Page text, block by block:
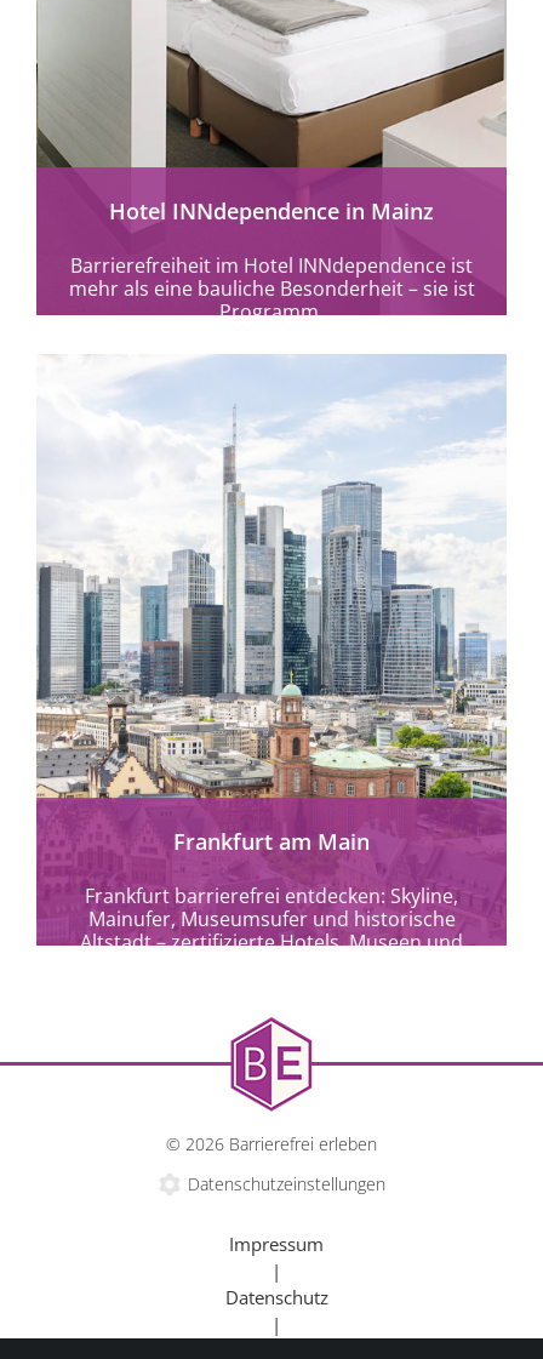
mehr erfahren
Hotel INNdependence in Mainz
Barrierefreiheit im Hotel INNdependence ist
mehr als eine bauliche Besonderheit – sie ist
Programm.
mehr erfahren
Frankfurt am Main
Frankfurt barrierefrei entdecken: Skyline,
Mainufer, Museumsufer und historische
Altstadt – zertifizierte Hotels, Museen und
© 2026 Barrierefrei erleben
Datenschutzeinstellungen
Impressum
|
Datenschutz
|